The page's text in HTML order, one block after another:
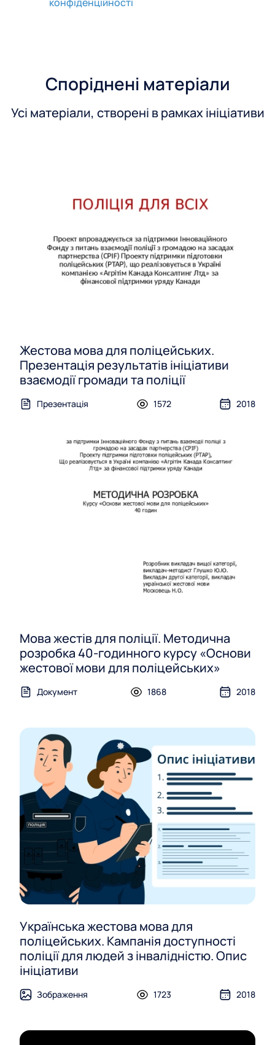
Споріднені матеріали
Усі матеріали, створені в рамках ініціативи
Жестова мова для поліцейських.
Презентація результатів ініціативи
взаємодії громади та поліції
Презентація 1572 2018
Мова жестів для поліції. Методична
розробка 40-годинного курсу «Основи
жестової мови для поліцейських»
Документ 1868 2018
Українська жестова мова для
поліцейських. Кампанія доступності
поліції для людей з інвалідністю. Опис
ініціативи
Зображення 1723 2018